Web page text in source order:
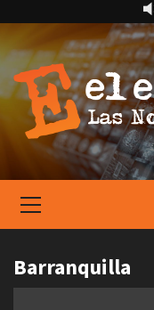
contenido
Menu
Barranquilla